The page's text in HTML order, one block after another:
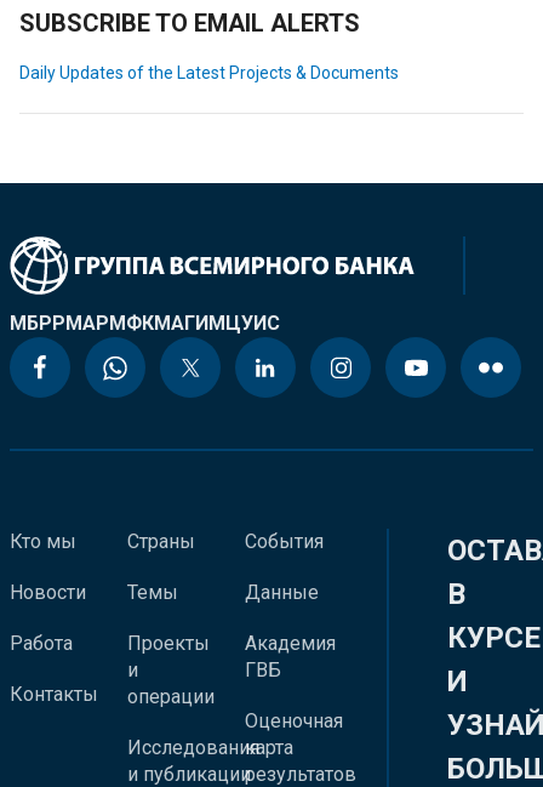
SUBSCRIBE TO EMAIL ALERTS
Daily Updates of the Latest Projects & Documents
МБРРМАРМФКМАГИМЦУИС
Кто мы
Новости
Работа
Контакты
Страны
Темы
Проекты
и
операции
Исследования
и публикации
События
Данные
Академия
ГВБ
Оценочная
карта
результатов
В
КУРСЕ
И